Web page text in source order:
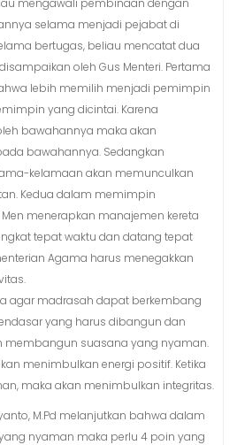
selama menjadi pejabat di
bertugas, beliau mencatat dua
oleh Gus Menteri. Pertama
lebih memilih menjadi pemimpin
yang dicintai. Karena
bawahannya maka akan
bawahannya. Sedangkan
kelamaan akan memunculkan
Kedua dalam memimpin
menerapkan manajemen kereta
tepat waktu dan datang tepat
Agama harus menegakkan
agar madrasah dapat berkembang
yang harus dibangun dan
membangun suasana yang nyaman.
menimbulkan energi positif. Ketika
maka akan menimbulkan integritas.
M.Pd melanjutkan bahwa dalam
nyaman maka perlu 4 poin yang